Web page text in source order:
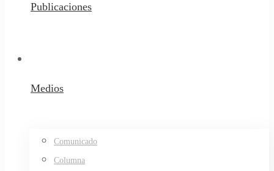
Publicaciones
Medios
Comunicado
Columna